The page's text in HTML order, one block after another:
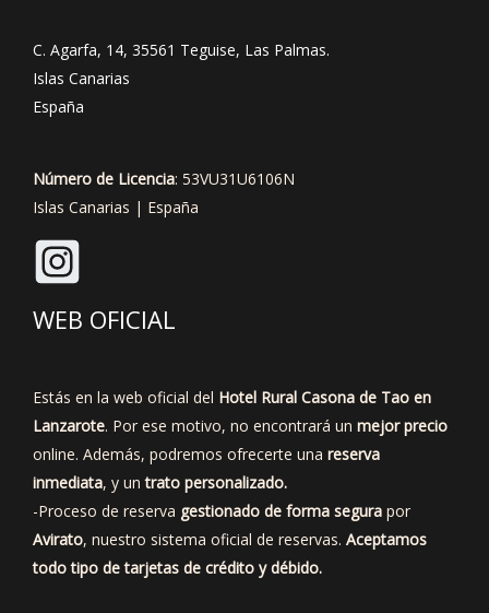
C. Agarfa, 14, 35561 Teguise, Las Palmas.
Islas Canarias
España
Número de Licencia: 53VU31U6106N
Islas Canarias | España
WEB OFICIAL
Estás en la web oficial del Hotel Rural Casona de Tao en
Lanzarote. Por ese motivo, no encontrará un mejor precio
online. Además, podremos ofrecerte una reserva
inmediata, y untrato personalizado.
-Proceso de reserva gestionado de forma segura por
Avirato, nuestro sistema oficial de reservas. Aceptamos
todo tipo de tarjetas de crédito y débido.